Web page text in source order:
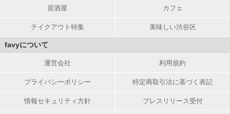
居酒屋 カフェ
テイクアウト特集 美味しい渋谷区
favyについて
運営会社 利用規約
プライバシーポリシー 特定商取引法に基づく表記
情報セキュリティ方針 プレスリリース受付